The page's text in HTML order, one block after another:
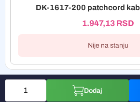
DK-1617-200 patchcord
1.947,13 RSD
Nije na stanju
Dodaj